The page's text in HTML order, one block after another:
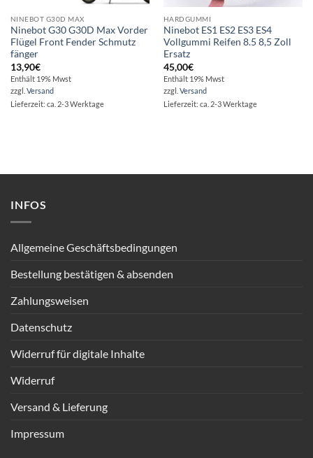
NINEBOT G30D MAX
Ninebot G30 G30D Max Vorder
Flügel Front Fender Schmutz
fänger
13,90€
Enthält 19% Mwst
zzgl. Versand
Lieferzeit: ca. 2-3 Werktage
HARDGUMMI
Ninebot ES1 ES2 ES3 ES4
Vollgummi Reifen 8.5 8,5 Zoll
Ersatz
45,00€
Enthält 19% Mwst
zzgl. Versand
Lieferzeit: ca. 2-3 Werktage
INFOS
Allgemeine Geschäftsbedingungen
Bestellung bestätigen & absenden
Zahlungsweisen
Datenschutz
Widerruf für digitale Inhalte
Widerruf
Versand & Lieferung
Impressum